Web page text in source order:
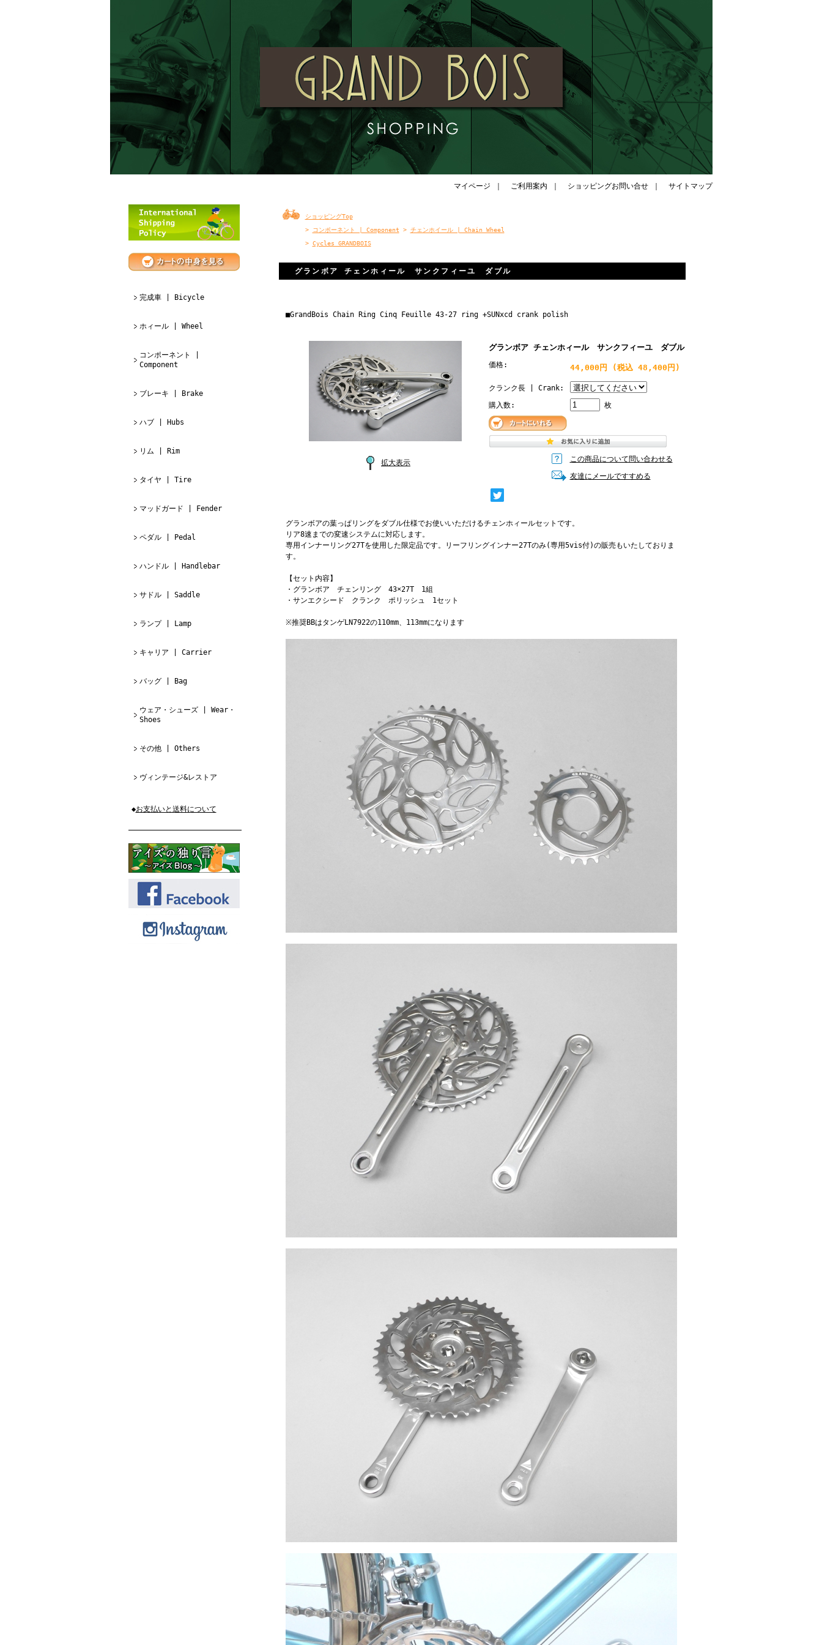
マイページ ご利用案内 ショッピングお問い合せ｜ サイトマップ
完成車 | Bicycle
ホィール | Wheel
コンポーネント |
Component
ブレーキ | Brake
ハブ | Hubs
リム | Rim
タイヤ | Tire
マッドガード | Fender
ペダル | Pedal
ハンドル | Handlebar
サドル | Saddle
ランプ | Lamp
キャリア | Carrier
バッグ | Bag
ウェア・シューズ | Wear・
Shoes
その他 | Others
ヴィンテージ&レストア
◆お支払いと送料について
ショッピングTop
>
コンポーネント | Component > チェンホイール | Chain Wheel
> Cycles GRANDBOIS
グランボア チェンホィール サンクフィーユ ダブル
■GrandBois Chain Ring Cinq Feuille 43-27 ring +SUNxcd crank polish
拡大表示
グランボア チェンホィール サンクフィーユ ダブル
価格: 44,000円 (税込 48,400円)
クランク長 | Crank:
購入数:
枚
この商品について問い合わせる
友達にメールですすめる
グランボアの葉っぱリングをダブル仕様でお使いいただけるチェンホィールセットです。
リア8速までの変速システムに対応します。
専用インナーリング27Tを使用した限定品です。リーフリングインナー27Tのみ(専用5vis付)の販売もいたしておりま
す。
【セット内容】
・グランボア チェンリング 43×27T 1組
・サンエクシード クランク ポリッシュ 1セット
※推奨BBはタンゲLN7922の110mm、113mmになります